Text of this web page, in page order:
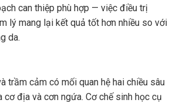
can thiệp phù hợp — việc điều trị
lý mang lại kết quả tốt hơn nhiều so với
da.
trầm cảm có mối quan hệ hai chiều sâu
cơ địa và cơn ngứa. Cơ chế sinh học cụ